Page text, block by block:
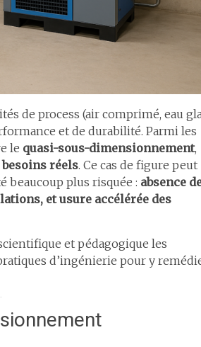
de process (air comprimé, eau
et de durabilité. Parmi les
le quasi-sous-dimensionnement,
besoins réels. Ce cas de figure peut
beaucoup plus risquée : absence
et usure accélérée des
et pédagogique les
d’ingénierie pour y